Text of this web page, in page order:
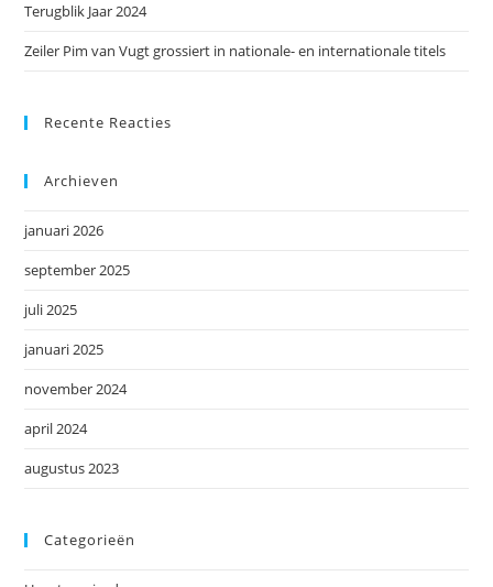
Terugblik Jaar 2024
Zeiler Pim van Vugt grossiert in nationale- en internationale titels
Recente Reacties
Archieven
januari 2026
september 2025
juli 2025
januari 2025
november 2024
april 2024
augustus 2023
Categorieën